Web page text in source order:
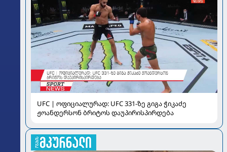
UFC | ოფიციალურად: UFC 331-ზე გიგა ჭიკაძე
ჟოანდერსონ ბრიტოს დაუპირისპირდება